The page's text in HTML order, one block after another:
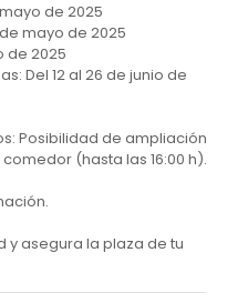
de 2025
de mayo de 2025
de 2025
Del 12 al 26 de junio de
Posibilidad de ampliación
(hasta las 16:00 h).
y asegura la plaza de tu